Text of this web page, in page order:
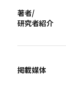
著者/
研究者紹介
掲載媒体